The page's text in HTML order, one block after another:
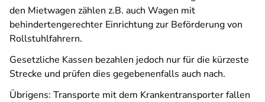
den Mietwagen zählen z.B. auch Wagen mit
behindertengerechter Einrichtung zur Beförderung von
Rollstuhlfahrern.
Gesetzliche Kassen bezahlen jedoch nur für die kürzeste
Strecke und prüfen dies gegebenenfalls auch nach.
Übrigens: Transporte mit dem Krankentransporter fallen